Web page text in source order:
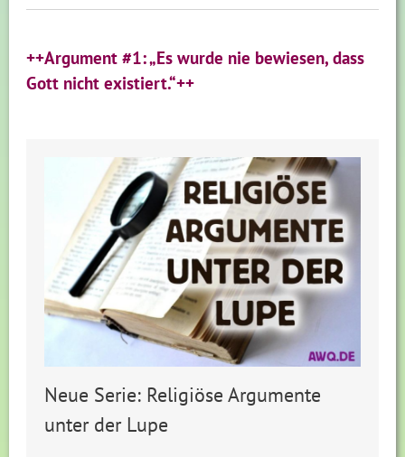
++Argument #1: „Es wurde nie bewiesen, dass
Gott nicht existiert.“++
Neue Serie: Religiöse Argumente
unter der Lupe